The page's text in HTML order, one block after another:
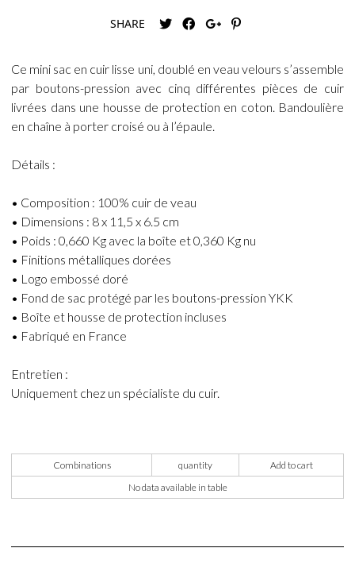
SHARE
Ce mini sac en cuir lisse uni, doublé en veau velours s’assemble
par boutons-pression avec cinq différentes pièces de cuir
livrées dans une housse de protection en coton. Bandoulière
en chaîne à porter croisé ou à l’épaule.
Détails :
• Composition : 100% cuir de veau
• Dimensions : 8 x 11,5 x 6.5 cm
• Poids : 0,660 Kg avec la boîte et 0,360 Kg nu
• Finitions métalliques dorées
• Logo embossé doré
• Fond de sac protégé par les boutons-pression YKK
• Boîte et housse de protection incluses
• Fabriqué en France
Entretien :
Uniquement chez un spécialiste du cuir.
Combinations quantity
Add to cart
No data available in table